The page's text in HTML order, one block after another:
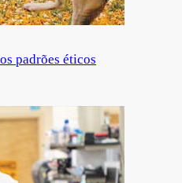
padrões éticos